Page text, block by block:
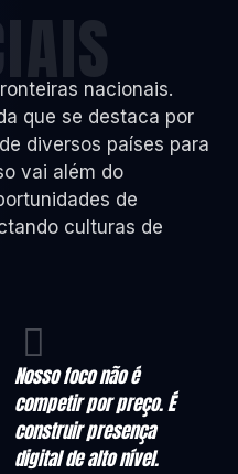
nacionais.
que se destaca por
diversos países para
vai além do
de
culturas de
Nosso foco não é
competir por preço. É
construir presença
digital de alto nível.